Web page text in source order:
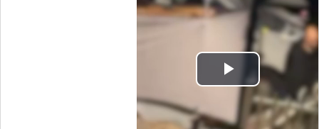
Play
Video